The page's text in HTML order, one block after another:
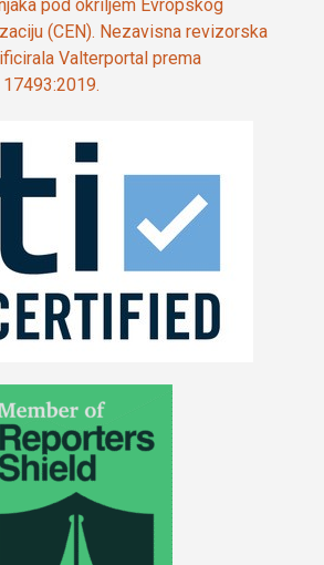
pod okriljem Evropskog
(CEN). Nezavisna revizorska
Valterportal prema